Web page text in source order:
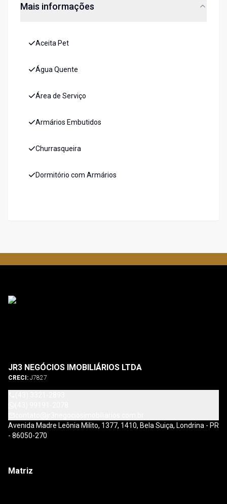
Mais informações
Aceita Pet
Água Quente
Área de Serviço
Armários Embutidos
Churrasqueira
Dormitório com Armários
JR3 NEGÓCIOS IMOBILIÁRIOS LTDA
CRECI: J7827
Avenida Madre Leônia Milito, 1377, 1410, Bela Suiça, Londrina - PR
- 86050-270
Matriz